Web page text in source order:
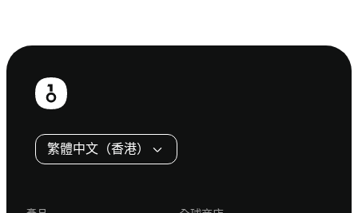
頁
繁體中文（香港）